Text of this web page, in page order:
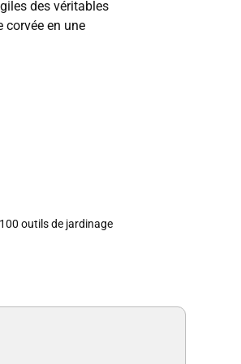
des véritables
en une
outils de jardinage